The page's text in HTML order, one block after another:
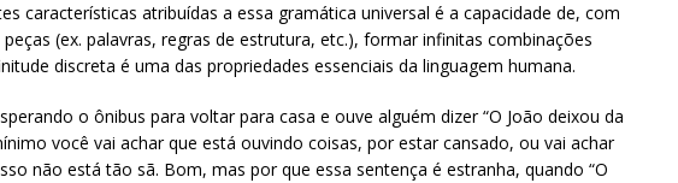
características atribuídas a essa gramática universal é a capacidade de, com
(ex. palavras, regras de estrutura, etc.), formar infinitas combinações
discreta é uma das propriedades essenciais da linguagem humana.
o ônibus para voltar para casa e ouve alguém dizer “O João deixou da
você vai achar que está ouvindo coisas, por estar cansado, ou vai achar
não está tão sã. Bom, mas por que essa sentença é estranha, quando “O